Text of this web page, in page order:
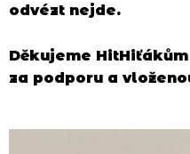
odvézt nejde.
Děkujeme
za podporu a